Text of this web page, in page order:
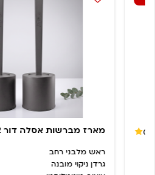
מארז מברשות אסלה דור 2
ראש מלבני רחב
גרדן ניקוי מובנה